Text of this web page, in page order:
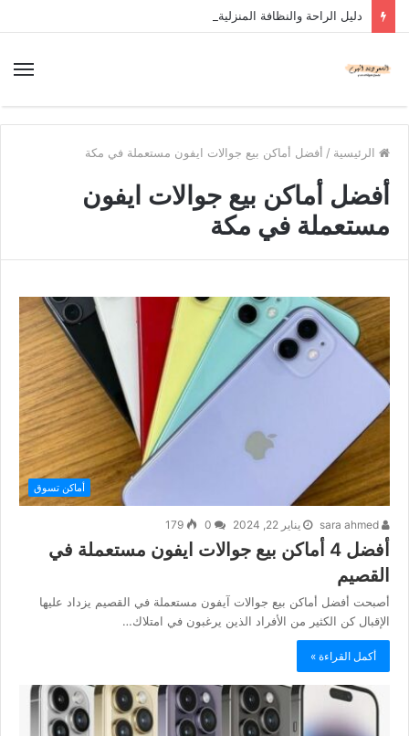
دليل الراحة والنظافة المنزلية
الرئيسية / أفضل أماكن بيع جوالات ايفون مستعملة في مكة
أفضل أماكن بيع جوالات ايفون
مستعملة في مكة
أماكن تسوق
يناير 22, 2024 179
أفضل 4 أماكن بيع جوالات ايفون مستعملة في
القصيم
أصبحت أفضل أماكن بيع جوالات آيفون مستعملة في القصيم يزداد عليها
الإقبال كن الكثير من الأفراد الذين يرغبون في امتلاك…
أكمل القراءة »